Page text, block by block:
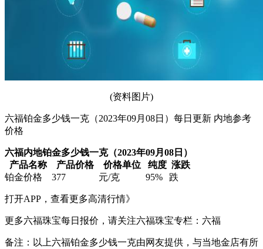
(资料图片)
六福铂金多少钱一克（2023年09月08日）每日更新 内地参考
价格
六福内地铂金多少钱一克（2023年09月08日）
产品名称
产品价格 价格单位 纯度 涨跌
铂金价格
377 元/克 95% 跌
打开APP，查看更多高清行情》
更多六福珠宝每日报价，请关注六福珠宝专栏：六福
备注：以上六福铂金多少钱一克由网友提供，与当地金店有所